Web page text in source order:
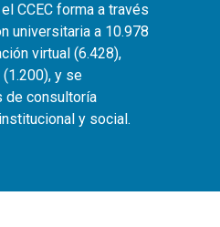
CCEC forma a través
universitaria a 10.978
virtual (6.428),
y se
de consultoría
y social.